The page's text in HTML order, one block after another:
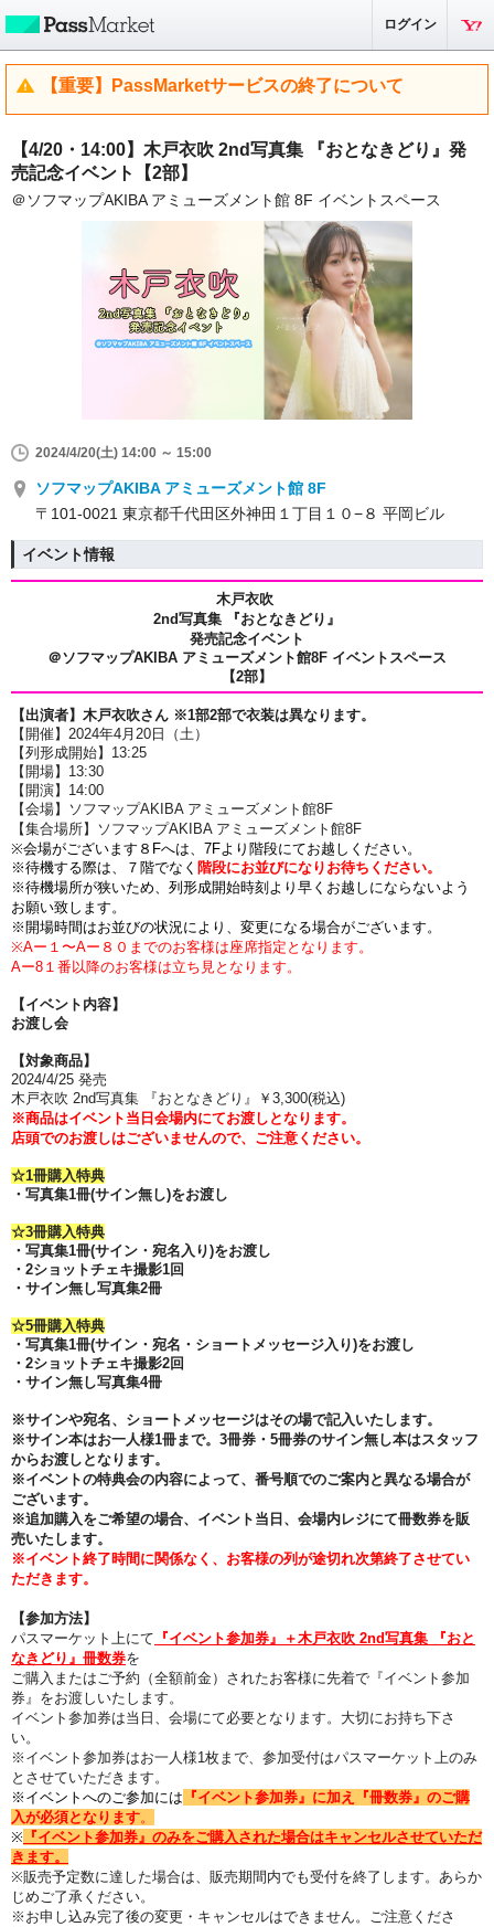
ログイン
【重要】PassMarketサービスの終了について
【4/20・14:00】木戸衣吹 2nd写真集 『おとなきどり』発
売記念イベント【2部】
＠ソフマップAKIBA アミューズメント館 8F イベントスペース
2024/4/20(土) 14:00 ～ 15:00
ソフマップAKIBA アミューズメント館 8F
〒101-0021 東京都千代田区外神田１丁目１０−８ 平岡ビル
イベント情報
木戸衣吹
2nd写真集 『おとなきどり』
発売記念イベント
＠ソフマップAKIBA アミューズメント館8F イベントスペース
【2部】
【出演者】 木戸衣吹さん ※1部2部で衣装は異なります。
【開催】2024年4月20日（土）
【列形成開始】13:25
【開場】13:30
【開演】14:00
【会場】ソフマップAKIBA アミューズメント館8F
【集合場所】ソフマップAKIBA アミューズメント館8F
※会場がございます８Fへは、7Fより階段にてお越しください。
※待機する際は、
７階でなく 階段にお並びになりお待ちください。
※待機場所が狭いため、列形成開始時刻より早くお越しにならないよう
お願い致します。
※開場時間はお並びの状況により、変更になる場合がございます。
※Aー１〜Aー８０までのお客様は座席指定となります。
Aー8１番以降のお客様は立ち見となります。
【イベント内容】
お渡し会
【対象商品】
2024/4/25 発売
木戸衣吹 2nd写真集 『おとなきどり』￥3,300(税込)
※商品はイベント当日会場内にてお渡しとなります。
店頭でのお渡しはございませんので、ご注意ください。
☆1冊購入特典
・写真集1冊(サイン無し)をお渡し
☆3冊購入特典
・ 写真集1冊(サイン・宛名入り)をお渡し
・2ショットチェキ撮影1回
・サイン無し写真集2冊
☆5冊購入特典
・ 写真集1冊(サイン・宛名・ショートメッセージ入り)をお渡し
・2ショットチェキ撮影2回
・サイン無し写真集4冊
※サインや宛名、ショートメッセージはその場で記入いたします。
※サイン本はお一人様1冊まで。3冊券・5冊券のサイン無し本はスタッフ
からお渡しとなります。
※イベントの特典会の内容によって、番号順でのご案内と異なる場合が
ございます。
※追加購入をご希望の場合、イベント当日、会場内レジにて冊数券を販
売いたします。
※イベント終了時間に関係なく、お客様の列が途切れ次第終了させてい
ただきます。
【参加方法】
パスマーケット上にて 『イベント参加券』＋木戸衣吹 2nd写真集 『おと
なきどり』 冊数券を
ご購入またはご予約（全額前金）されたお客様に先着で『イベント参加
券』をお渡しいたします。
イベント参加券は当日、会場にて必要となります。大切にお持ち下さ
い。
※イベント参加券はお一人様1枚まで、参加受付はパスマーケット上のみ
とさせていただきます。
※イベントへのご参加には 『イベント参加券』に加え『冊数券』のご購
入が必須となります。
※ 『イベント参加券』のみをご購入された場合はキャンセルさせていただ
きます。
※販売予定数に達した場合は、販売期間内でも受付を終了します。あらか
じめご了承ください。
※お申し込み完了後の変更・キャンセルはできません。ご注意くださ